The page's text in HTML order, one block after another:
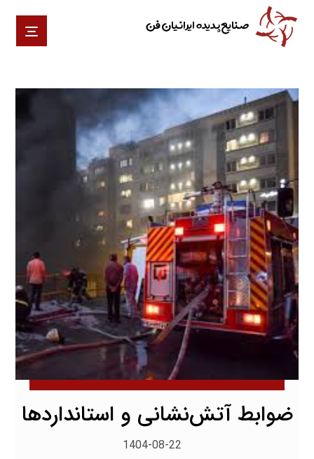
صنایع پدیده ایرانیان فن
ضوابط آتش‌نشانی و استانداردها
1404-08-22